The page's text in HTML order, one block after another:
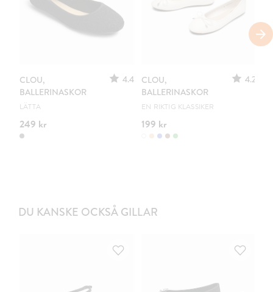
CLOU,
BALLERINASKOR
4.4
LÄTTA
249 kr
CLOU,
BALLERINASKOR
4.2
EN RIKTIG KLASSIKER
199 kr
DU KANSKE OCKSÅ GILLAR